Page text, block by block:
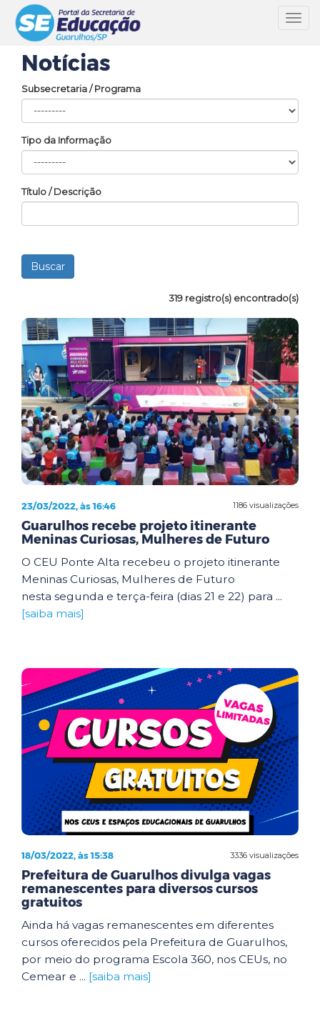
Notícias
Subsecretaria / Programa
Tipo da Informação
Título / Descrição
319 registro(s) encontrado(s)
1186 visualizações
23/03/2022, às 16:46
Guarulhos recebe projeto itinerante
Meninas Curiosas, Mulheres de Futuro
O CEU Ponte Alta recebeu o projeto itinerante
Meninas Curiosas, Mulheres de Futuro
nesta segunda e terça-feira (dias 21 e 22) para ...
[saiba mais]
3336 visualizações
18/03/2022, às 15:38
Prefeitura de Guarulhos divulga vagas
remanescentes para diversos cursos
gratuitos
Ainda há vagas remanescentes em diferentes
cursos oferecidos pela Prefeitura de Guarulhos,
por meio do programa Escola 360, nos CEUs, no
Cemear e ... [saiba mais]